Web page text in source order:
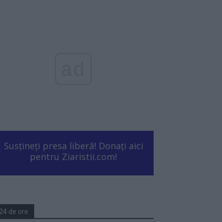
Susțineți presa liberă! Donați aici
pentru Ziaristii.com!
de ore